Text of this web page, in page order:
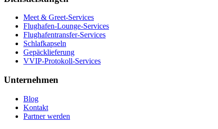
Meet & Greet-Services
Flughafen-Lounge-Services
Flughafentransfer-Services
Schlafkapseln
Gepäcklieferung
VVIP-Protokoll-Services
Unternehmen
Blog
Kontakt
Partner werden